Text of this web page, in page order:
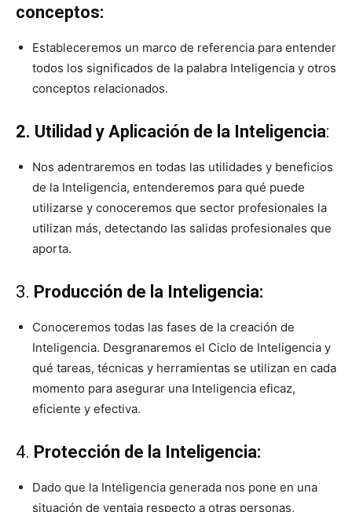
conceptos:
Estableceremos un marco de referencia para entender
todos los significados de la palabra Inteligencia y otros
conceptos relacionados.
2. Utilidad y Aplicación de la Inteligencia:
Nos adentraremos en todas las utilidades y beneficios
de la Inteligencia, entenderemos para qué puede
utilizarse y conoceremos que sector profesionales la
utilizan más, detectando las salidas profesionales que
aporta.
3. Producción de la Inteligencia:
Conoceremos todas las fases de la creación de
Inteligencia. Desgranaremos el Ciclo de Inteligencia y
qué tareas, técnicas y herramientas se utilizan en cada
momento para asegurar una Inteligencia eficaz,
eficiente y efectiva.
4. Protección de la Inteligencia:
Dado que la Inteligencia generada nos pone en una
situación de ventaja respecto a otras personas,